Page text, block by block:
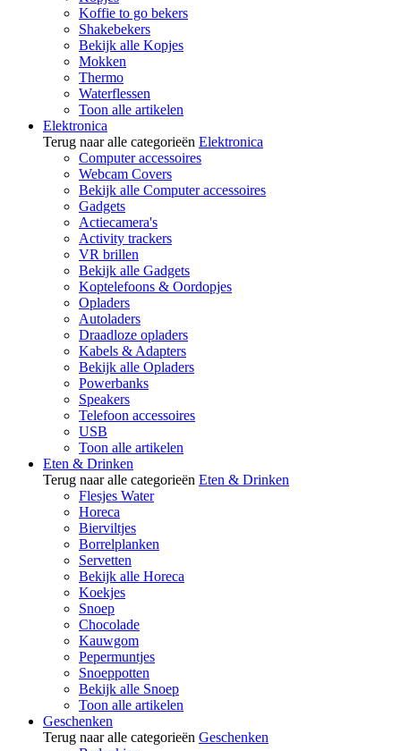
Koffie to go bekers
Shakebekers
Bekijk alle Kopjes
Mokken
Thermo
Waterflessen
Toon alle artikelen
Elektronica
Terug naar alle categorieën Elektronica
Computer accessoires
Webcam Covers
Bekijk alle Computer accessoires
Gadgets
Actiecamera's
Activity trackers
VR brillen
Bekijk alle Gadgets
Koptelefoons & Oordopjes
Opladers
Autoladers
Draadloze opladers
Kabels & Adapters
Bekijk alle Opladers
Powerbanks
Speakers
Telefoon accessoires
USB
Toon alle artikelen
Eten & Drinken
Terug naar alle categorieën Eten & Drinken
Flesjes Water
Horeca
Bierviltjes
Borrelplanken
Servetten
Bekijk alle Horeca
Koekjes
Snoep
Chocolade
Kauwgom
Pepermuntjes
Snoeppotten
Bekijk alle Snoep
Toon alle artikelen
Geschenken
Terug naar alle categorieën Geschenken